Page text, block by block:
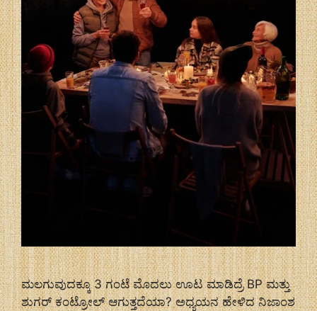
ಮಲಗುವುದಕ್ಕೂ 3 ಗಂಟೆ ಮೊದಲು ಊಟ ಮಾಡಿದ್ರೆ BP ಮತ್ತು
ಶುಗರ್ ಕಂಟ್ರೋಲ್ ಆಗುತ್ತದೆಯಾ? ಅಧ್ಯಯನ ಹೇಳಿದ ನಿಜಾಂಶ